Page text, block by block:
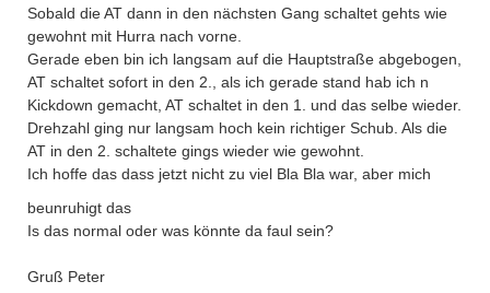
Sobald die AT dann in den nächsten Gang schaltet gehts wie
gewohnt mit Hurra nach vorne.
Gerade eben bin ich langsam auf die Hauptstraße abgebogen,
AT schaltet sofort in den 2., als ich gerade stand hab ich n
Kickdown gemacht, AT schaltet in den 1. und das selbe wieder.
Drehzahl ging nur langsam hoch kein richtiger Schub. Als die
AT in den 2. schaltete gings wieder wie gewohnt.
Ich hoffe das dass jetzt nicht zu viel Bla Bla war, aber mich
beunruhigt das
Is das normal oder was könnte da faul sein?
Gruß Peter